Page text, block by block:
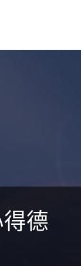
德